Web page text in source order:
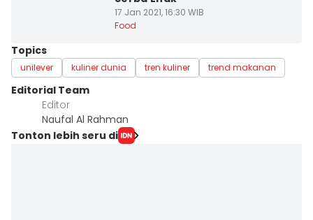
17 Jan 2021, 16:30 WIB
Food
Topics
unilever kuliner dunia tren kuliner trend makanan
Editorial Team
Editor
Naufal Al Rahman
Tonton lebih seru di